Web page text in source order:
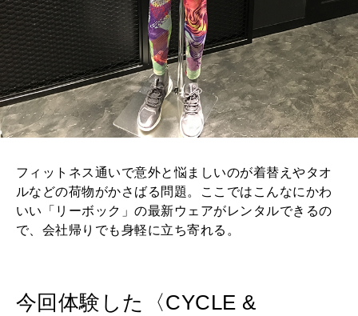
フィットネス通いで意外と悩ましいのが着替えやタオ
ルなどの荷物がかさばる問題。ここではこんなにかわ
いい「リーボック」の最新ウェアがレンタルできるの
で、会社帰りでも身軽に立ち寄れる。
今回体験した〈CYCLE &